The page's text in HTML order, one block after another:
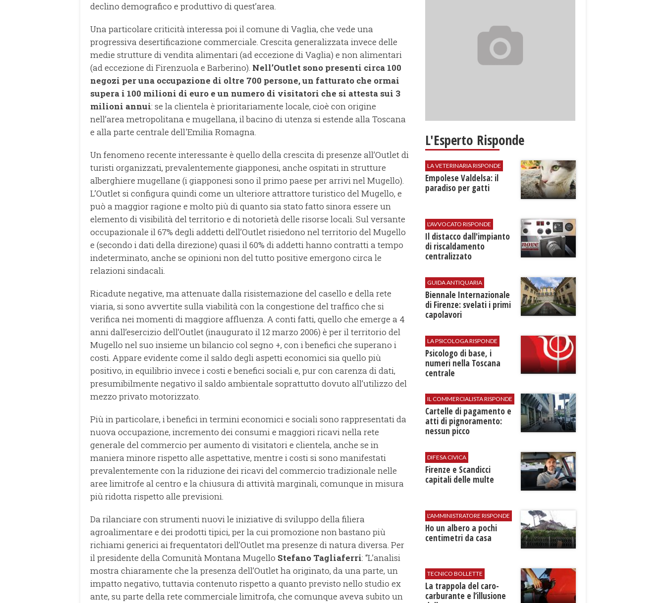
declino demografico e produttivo di quest’area.
Una particolare criticità interessa poi il comune di Vaglia, che vede una
progressiva desertificazione commerciale. Crescita generalizzata invece delle
medie strutture di vendita alimentari (ad eccezione di Vaglia) e non alimentari
(ad eccezione di Firenzuola e Barberino). Nell’Outlet sono presenti circa 100
negozi per una occupazione di oltre 700 persone, un fatturato che ormai
supera i 100 milioni di euro e un numero di visitatori che si attesta sui 3
milioni annui: se la clientela è prioritariamente locale, cioè con origine
nell’area metropolitana e mugellana, il bacino di utenza si estende alla Toscana
e alla parte centrale dell'Emilia Romagna.
Un fenomeno recente interessante è quello della crescita di presenze all’Outlet di
turisti organizzati, prevalentemente giapponesi, anche ospitati in strutture
alberghiere mugellane (i giapponesi sono il primo paese per arrivi nel Mugello).
L’Outlet si configura quindi come un ulteriore attrattore turistico del Mugello, e
può a maggior ragione e molto più di quanto sia stato fatto sinora essere un
elemento di visibilità del territorio e di notorietà delle risorse locali. Sul versante
occupazionale il 67% degli addetti dell’Outlet risiedono nel territorio del Mugello
e (secondo i dati della direzione) quasi il 60% di addetti hanno contratti a tempo
indeterminato, anche se opinioni non del tutto positive emergono circa le
relazioni sindacali.
Ricadute negative, ma attenuate dalla risistemazione del casello e della rete
viaria, si sono avvertite sulla viabilità con la congestione del traffico che si
verifica nei momenti di maggiore affluenza. A conti fatti, quello che emerge a 4
anni dall’esercizio dell’Outlet (inaugurato il 12 marzo 2006) è per il territorio del
Mugello nel suo insieme un bilancio col segno +, con i benefici che superano i
costi. Appare evidente come il saldo degli aspetti economici sia quello più
positivo, in equilibrio invece i costi e benefici sociali e, pur con carenza di dati,
presumibilmente negativo il saldo ambientale soprattutto dovuto all’utilizzo del
mezzo privato motorizzato.
Più in particolare, i benefici in termini economici e sociali sono rappresentati da
nuova occupazione, incremento dei consumi e maggiori ricavi nella rete
generale del commercio per aumento di visitatori e clientela, anche se in
maniera minore rispetto alle aspettative, mentre i costi si sono manifestati
prevalentemente con la riduzione dei ricavi del commercio tradizionale nelle
aree limitrofe al centro e la chiusura di attività marginali, comunque in misura
più ridotta rispetto alle previsioni.
Da rilanciare con strumenti nuovi le iniziative di sviluppo della filiera
agroalimentare e dei prodotti tipici, per la cui promozione non bastano più
richiami generici ai frequentatori dell’Outlet ma presenze di natura diversa. Per
il presidente della Comunità Montana Mugello Stefano Tagliaferri: “L’analisi
mostra chiaramente che la presenza dell’Outlet ha originato, da una parte, un
impatto negativo, tuttavia contenuto rispetto a quanto previsto nello studio ex
ante, su parte della rete commerciale limitrofa, che comunque aveva subito un
L'Esperto Risponde
LA VETERINARIA RISPONDE
Empolese Valdelsa: il
paradiso per gatti
L'AVVOCATO RISPONDE
Il distacco dall'impianto
di riscaldamento
centralizzato
GUIDA ANTIQUARIA
Biennale Internazionale
di Firenze: svelati i primi
capolavori
LA PSICOLOGA RISPONDE
Psicologo di base, i
numeri nella Toscana
centrale
IL COMMERCIALISTA RISPONDE
Cartelle di pagamento e
atti di pignoramento:
nessun picco
DIFESA CIVICA
Firenze e Scandicci
capitali delle multe
L'AMMINISTRATORE RISPONDE
Ho un albero a pochi
centimetri da casa
TECNICO BOLLETTE
​La trappola del caro-
carburante e l’illusione